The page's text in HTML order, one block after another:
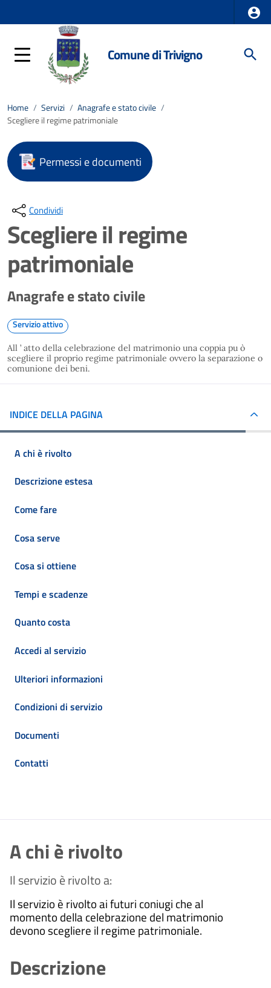
Comune di Trivigno
Home / Servizi / Anagrafe e stato civile /
Scegliere il regime patrimoniale
Permessi e documenti
Condividi
Scegliere il regime
patrimoniale
Anagrafe e stato civile
Servizio attivo
All ’ atto della celebrazione del matrimonio una coppia pu ò
scegliere il proprio regime patrimoniale ovvero la separazione o
comunione dei beni.
INDICE DELLA PAGINA
A chi è rivolto
Descrizione estesa
Come fare
Cosa serve
Cosa si ottiene
Tempi e scadenze
Quanto costa
Accedi al servizio
Ulteriori informazioni
Condizioni di servizio
Documenti
Contatti
A chi è rivolto
Il servizio è rivolto a:
Il servizio è rivolto ai futuri coniugi che al
momento della celebrazione del matrimonio
devono scegliere il regime patrimoniale.
Descrizione